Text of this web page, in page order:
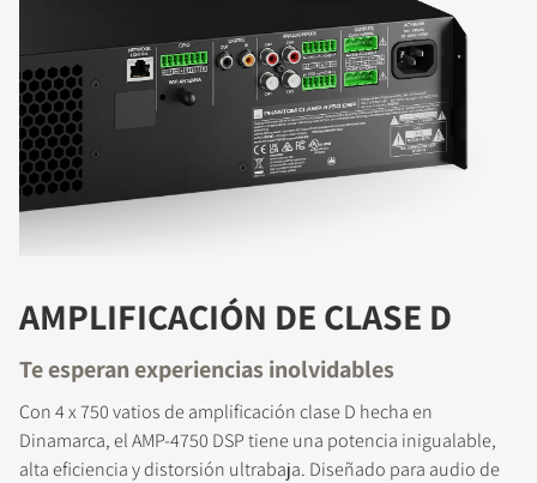
AMPLIFICACIÓN DE CLASE D
Te esperan experiencias inolvidables
Con 4 x 750 vatios de amplificación clase D hecha en
Dinamarca, el AMP-4750 DSP tiene una potencia inigualable,
alta eficiencia y distorsión ultrabaja. Diseñado para audio de